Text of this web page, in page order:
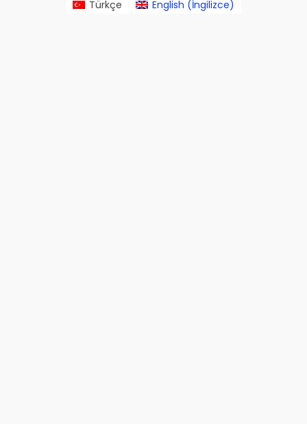
Türkçe English (İngilizce)